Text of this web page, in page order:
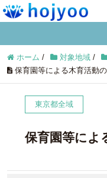
ホーム / 対象地域 /
保育園等による木育活動
東京都全域
保育園等によ